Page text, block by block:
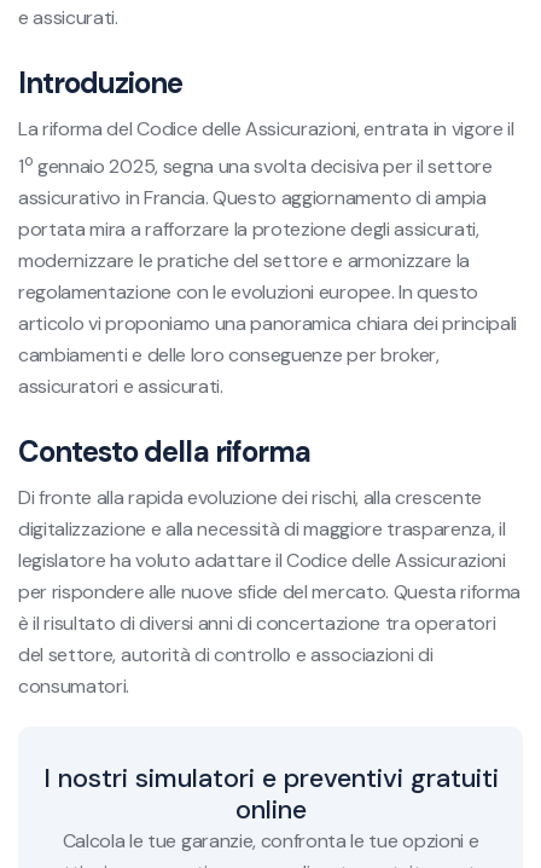
e assicurati.
Introduzione
La riforma del Codice delle Assicurazioni, entrata in vigore il
1o gennaio 2025, segna una svolta decisiva per il settore
assicurativo in Francia. Questo aggiornamento di ampia
portata mira a rafforzare la protezione degli assicurati,
modernizzare le pratiche del settore e armonizzare la
regolamentazione con le evoluzioni europee. In questo
articolo vi proponiamo una panoramica chiara dei principali
cambiamenti e delle loro conseguenze per broker,
assicuratori e assicurati.
Contesto della riforma
Di fronte alla rapida evoluzione dei rischi, alla crescente
digitalizzazione e alla necessità di maggiore trasparenza, il
legislatore ha voluto adattare il Codice delle Assicurazioni
per rispondere alle nuove sfide del mercato. Questa riforma
è il risultato di diversi anni di concertazione tra operatori
del settore, autorità di controllo e associazioni di
consumatori.
I nostri simulatori e preventivi gratuiti
online
Calcola le tue garanzie, confronta le tue opzioni e